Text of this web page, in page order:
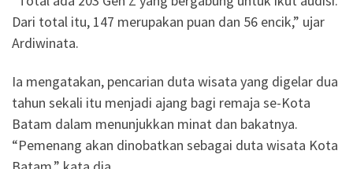
Dari total itu, 147 merupakan puan dan 56 encik,” ujar
Ardiwinata.
Ia mengatakan, pencarian duta wisata yang digelar dua
tahun sekali itu menjadi ajang bagi remaja se-Kota
Batam dalam menunjukkan minat dan bakatnya.
“Pemenang akan dinobatkan sebagai duta wisata Kota